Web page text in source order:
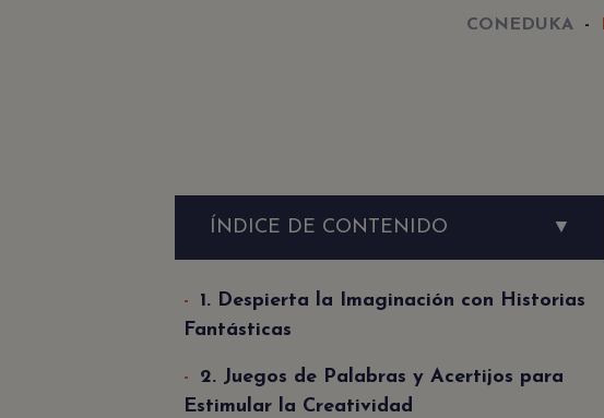
CONEDUKA
ÍNDICE DE CONTENIDO ▼
1. Despierta la Imaginación con Historias
Fantásticas
2. Juegos de Palabras y Acertijos para
Estimular la Creatividad